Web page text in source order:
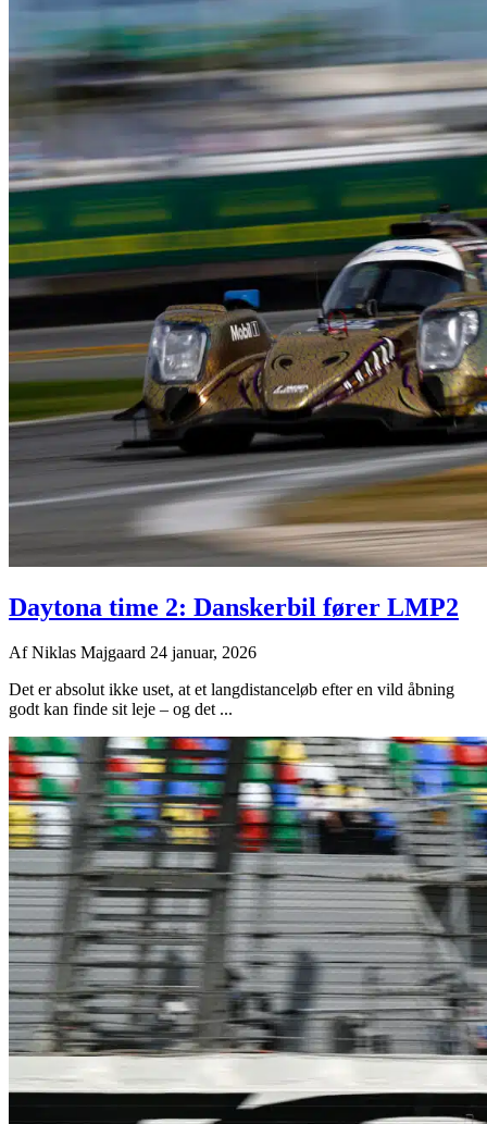
Daytona time 2: Danskerbil fører LMP2
AfNiklas Majgaard 24 januar, 2026
Det er absolut ikke uset, at et langdistanceløb efter en vild åbning
godt kan finde sit leje – og det ...